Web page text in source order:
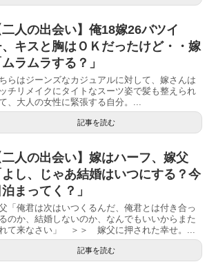
二人の出会い】俺18嫁26バツイ
、キスと胸はＯＫだったけど・・嫁
ムラムラする？」
らはジーンズなカジュアルに対して、嫁さんは
チリメイクにタイトなスーツ姿で髪も整えられ
、大人の女性に緊張する自分。...
記事を読む
二人の出会い】嫁はハーフ、嫁父
よし、じゃあ結婚はいつにする？今
泊まってく？」
「俺君は次はいつくるんだ、俺君とは付き合っ
のか、結婚しないのか、なんでもいいからまた
て来なさい」 ＞＞ 嫁父に押された幸せ。...
記事を読む